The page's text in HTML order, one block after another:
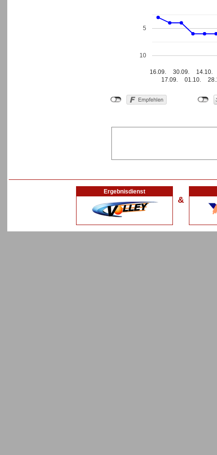
16.09.
17.09.
30.09.
01.10.
14.10.
5
10
Ergebnisdienst
&